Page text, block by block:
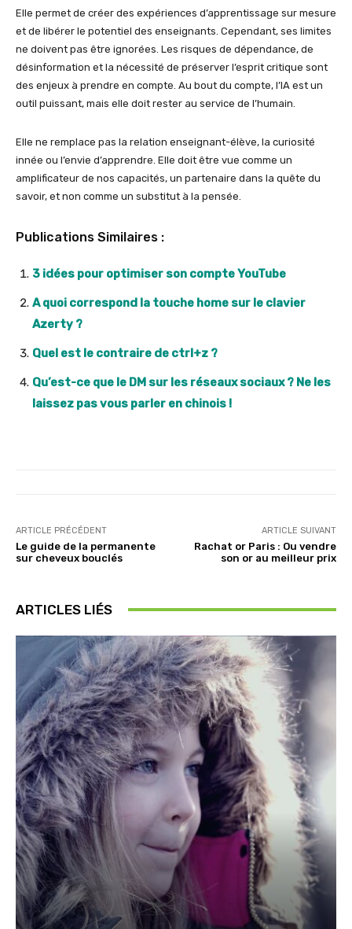
Elle permet de créer des expériences d’apprentissage sur mesure
et de libérer le potentiel des enseignants. Cependant, ses limites
ne doivent pas être ignorées. Les risques de dépendance, de
désinformation et la nécessité de préserver l’esprit critique sont
des enjeux à prendre en compte. Au bout du compte, l’IA est un
outil puissant, mais elle doit rester au service de l’humain.
Elle ne remplace pas la relation enseignant-élève, la curiosité
innée ou l’envie d’apprendre. Elle doit être vue comme un
amplificateur de nos capacités, un partenaire dans la quête du
savoir, et non comme un substitut à la pensée.
Publications Similaires :
3 idées pour optimiser son compte YouTube
A quoi correspond la touche home sur le clavier
Azerty ?
Quel est le contraire de ctrl+z ?
Qu’est-ce que le DM sur les réseaux sociaux ? Ne les
laissez pas vous parler en chinois !
ARTICLE PRÉCÉDENT
Le guide de la permanente
sur cheveux bouclés
ARTICLE SUIVANT
Rachat or Paris : Ou vendre
son or au meilleur prix
ARTICLES LIÉS